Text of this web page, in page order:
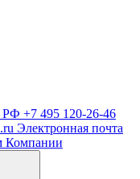
РФ +7 495 120-26-46
Электронная почта
Компании